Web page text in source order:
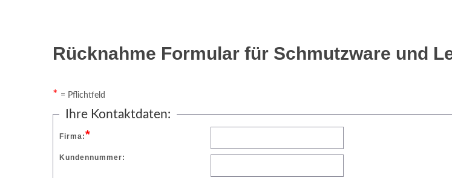
Rücknahme Formular für Schmutzware und
* = Pflichtfeld
Ihre Kontaktdaten:
Firma:*
Kundennummer: